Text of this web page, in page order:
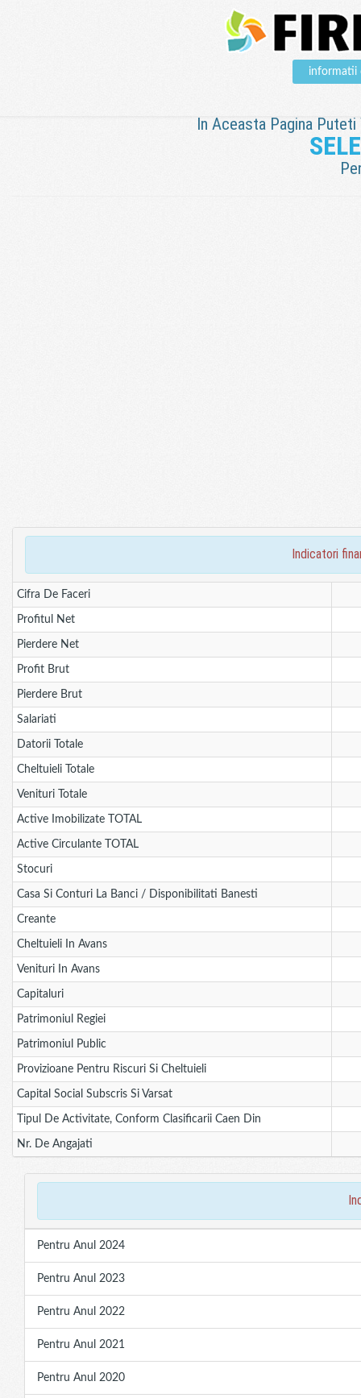
informatii
In Aceasta Pagina
indicatori
Cifra De Faceri
Profitul Net
Pierdere Net
Profit Brut
Pierdere Brut
Salariati
Datorii Totale
Cheltuieli Totale
Venituri Totale
Active Imobilizate TOTAL
Active Circulante TOTAL
Stocuri
Casa Si Conturi La Banci / Disponibilitati Banesti
Creante
Cheltuieli In Avans
Venituri In Avans
Capitaluri
Patrimoniul Regiei
Patrimoniul Public
Provizioane Pentru Riscuri Si Cheltuieli
Capital Social Subscris Si Varsat
Tipul De Activitate, Conform Clasificarii Caen Din
Nr. De Angajati
Pentru Anul 2024
Pentru Anul 2023
Pentru Anul 2022
Pentru Anul 2021
Pentru Anul 2020